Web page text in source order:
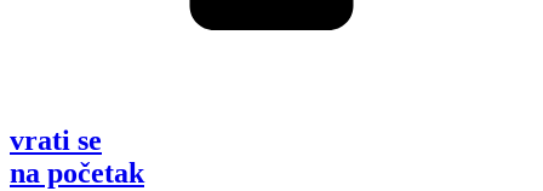
vrati se
na početak